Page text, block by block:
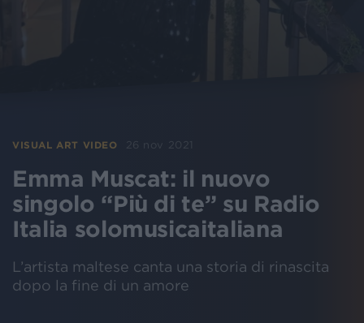
VISUAL ART VIDEO 26 nov 2021
Emma Muscat: il nuovo
singolo “Più di te” su Radio
Italia solomusicaitaliana
L’artista maltese canta una storia di rinascita
dopo la fine di un amore